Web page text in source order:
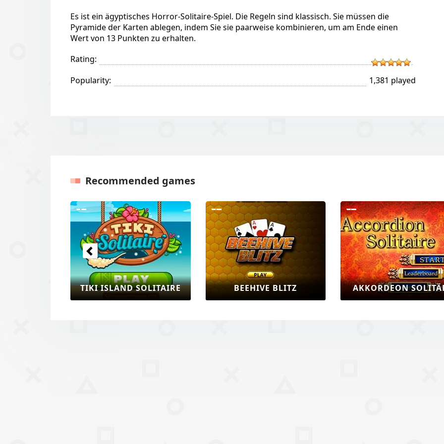
Es ist ein ägyptisches Horror-Solitaire-Spiel. Die Regeln sind klassisch. Sie müssen die
Pyramide der Karten ablegen, indem Sie sie paarweise kombinieren, um am Ende einen
Wert von 13 Punkten zu erhalten.
Rating:
Popularity:
1,381 played
Recommended games
TIKI ISLAND SOLITAIRE BEEHIVE BLITZ AKKORDEON
Previous